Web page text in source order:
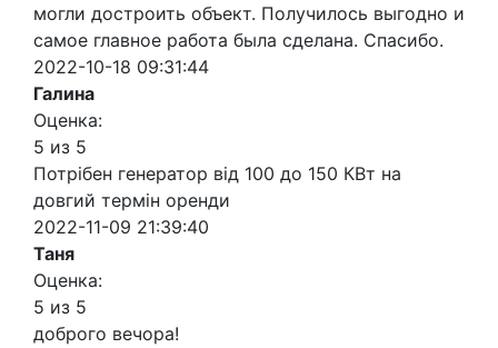
могли достроить объект. Получилось выгодно и
самое главное работа была сделана. Спасибо.
2022-10-18 09:31:44
Галина
Оценка:
5 из 5
Потрібен генератор від 100 до 150 КВт на
довгий термін оренди
2022-11-09 21:39:40
Таня
Оценка:
5 из 5
доброго вечора!